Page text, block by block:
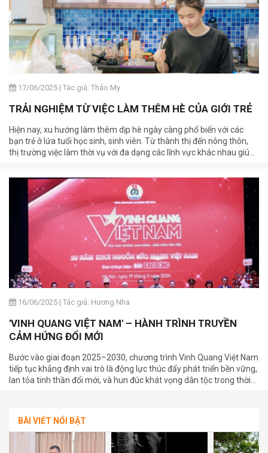
17/06/2025 | Tác giả: Thảo My
TRẢI NGHIỆM TỪ VIỆC LÀM THÊM HÈ CỦA GIỚI TRẺ
Hiện nay, xu hướng làm thêm dịp hè ngày càng phổ biến với các
bạn trẻ ở lứa tuổi học sinh, sinh viên. Từ thành thị đến nông thôn,
thị trường việc làm thời vụ với đa dạng các lĩnh vực khác nhau giúp
năng mềm trong cuộc sống.
16/06/2025 | Tác giả: Hương Nha
'VINH QUANG VIỆT NAM' – HÀNH TRÌNH TRUYỀN
CẢM HỨNG ĐỔI MỚI
Bước vào giai đoạn 2025–2030, chương trình Vinh Quang Việt Nam
tiếp tục khẳng định vai trò là động lực thúc đẩy phát triển bền vững,
lan tỏa tinh thần đổi mới, và hun đúc khát vọng dân tộc trong thời
BÀI VIẾT NỔI BẬT